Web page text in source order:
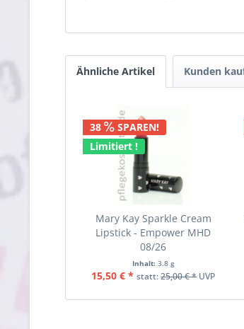
Ähnliche Artikel Kunden
38
SPAREN!
Limitiert !
Mary Kay Sparkle Cream
Lipstick - Empower MHD
08/26
Inhalt:3.8 g
15,50 € * statt:25,00 € *UVP